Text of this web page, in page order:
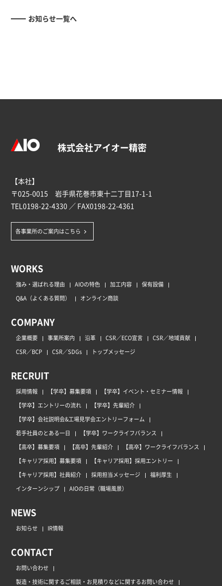
お知らせ一覧へ
株式会社アイオー精密
【本社】
〒025-0015 岩手県花巻市東十二丁目17-1-1
TEL0198-22-4330 ／ FAX0198-22-4361
各事業所のご案内はこちら
WORKS
強み・選ばれる理由 AIOの特色 加工内容
保有設備
Q&A（よくある質問）
オンライン商談
COMPANY
企業概要 事業所案内 沿革 CSR／ECO宣言
CSR／地域貢献
CSR／BCP
CSR／SDGs トップメッセージ
RECRUIT
採用情報 【学卒】募集要項
【学卒】イベント・セミナー情報
【学卒】エントリーの流れ
【学卒】先輩紹介
【学卒】会社説明会&工場見学会エントリーフォーム
若手社員のとある一日
【学卒】ワークライフバランス
【高卒】募集要項
【高卒】先輩紹介
【高卒】ワークライフバランス
【キャリア採用】募集要項
【キャリア採用】採用エントリー
【キャリア採用】社員紹介
採用担当メッセージ
福利厚生
インターンシップ
AIOの日常（職場風景）
NEWS
お知らせ IR情報
CONTACT
お問い合わせ
製造・技術に関するご相談・お見積りなどに関するお問い合わせ